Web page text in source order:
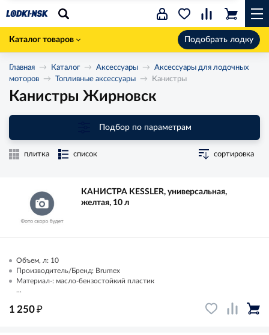
Каталог товаров Подобрать лодку
Главная Каталог Аксессуары
Аксессуары для лодочных
моторов
Топливные аксессуары Канистры
Канистры Жирновск
Подбор по параметрам
плитка список сортировка
КАНИСТРА KESSLER, универсальная,
желтая, 10 л
Объем, л: 10
Производитель/Бренд: Brumex
Материал-: масло-бензостойкий пластик
...
1 250₽